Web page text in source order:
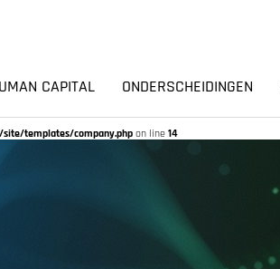
CAPITAL ONDERSCHEIDINGEN
templates/company.php on line 14